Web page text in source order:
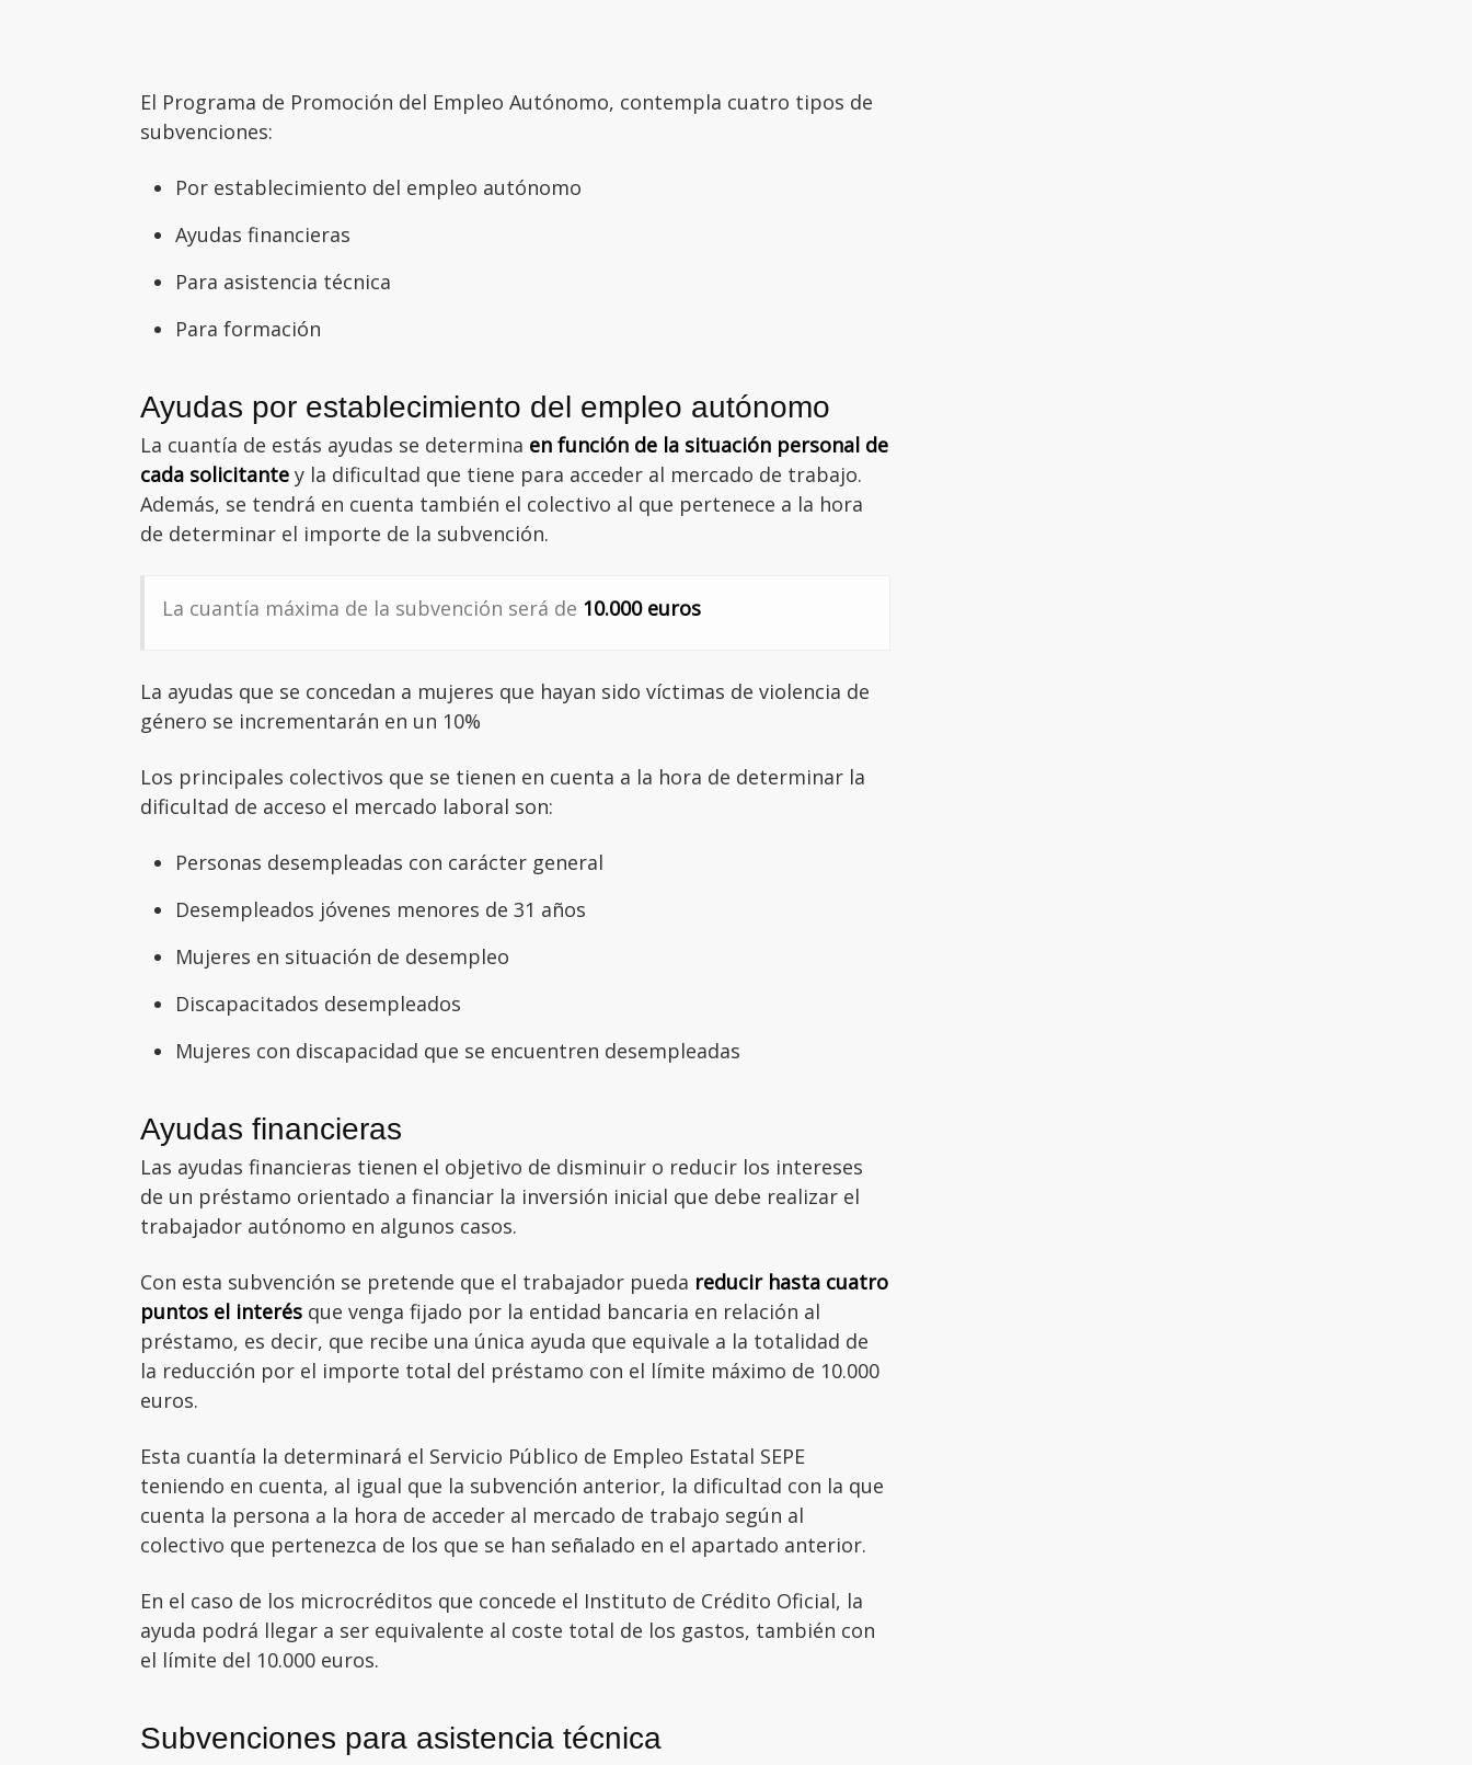
El Programa de Promoción del Empleo Autónomo, contempla cuatro tipos de
subvenciones:
Por establecimiento del empleo autónomo
Ayudas financieras
Para asistencia técnica
Para formación
Ayudas por establecimiento del empleo autónomo
La cuantía de estás ayudas se determina en función de la situación personal de
cada solicitante y la dificultad que tiene para acceder al mercado de trabajo.
Además, se tendrá en cuenta también el colectivo al que pertenece a la hora
de determinar el importe de la subvención.
La cuantía máxima de la subvención será de 10.000 euros
La ayudas que se concedan a mujeres que hayan sido víctimas de violencia de
género se incrementarán en un 10%
Los principales colectivos que se tienen en cuenta a la hora de determinar la
dificultad de acceso el mercado laboral son:
Personas desempleadas con carácter general
Desempleados jóvenes menores de 31 años
Mujeres en situación de desempleo
Discapacitados desempleados
Mujeres con discapacidad que se encuentren desempleadas
Ayudas financieras
Las ayudas financieras tienen el objetivo de disminuir o reducir los intereses
de un préstamo orientado a financiar la inversión inicial que debe realizar el
trabajador autónomo en algunos casos.
Con esta subvención se pretende que el trabajador pueda reducir hasta cuatro
puntos el interés que venga fijado por la entidad bancaria en relación al
préstamo, es decir, que recibe una única ayuda que equivale a la totalidad de
la reducción por el importe total del préstamo con el límite máximo de 10.000
euros.
Esta cuantía la determinará el Servicio Público de Empleo Estatal SEPE
teniendo en cuenta, al igual que la subvención anterior, la dificultad con la que
cuenta la persona a la hora de acceder al mercado de trabajo según al
colectivo que pertenezca de los que se han señalado en el apartado anterior.
En el caso de los microcréditos que concede el Instituto de Crédito Oficial, la
ayuda podrá llegar a ser equivalente al coste total de los gastos, también con
el límite del 10.000 euros.
Subvenciones para asistencia técnica